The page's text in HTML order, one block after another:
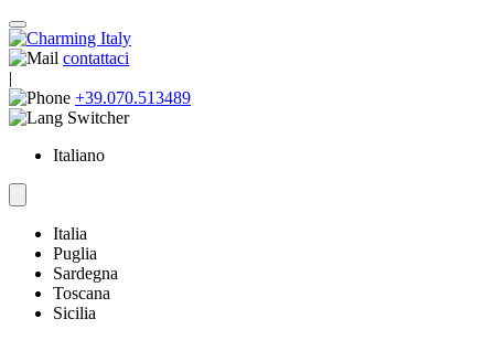
contattaci
|
+39.070.513489
Italiano
Italia
Puglia
Sardegna
Toscana
Sicilia